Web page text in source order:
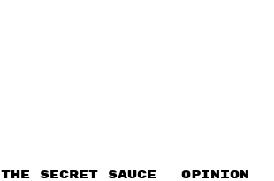
THE SECRET SAUCE​ OPINION